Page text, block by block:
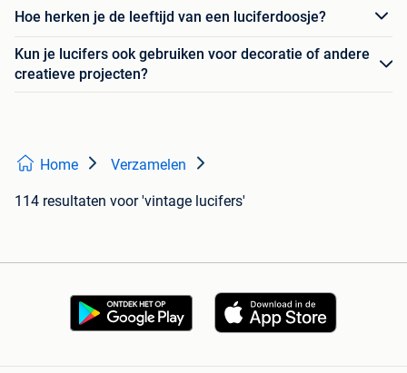
Hoe herken je de leeftijd van een luciferdoosje?
Kun je lucifers ook gebruiken voor decoratie of andere
creatieve projecten?
Home Verzamelen
114 resultaten voor 'vintage lucifers'